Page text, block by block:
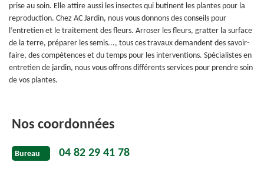
prise au soin. Elle attire aussi les insectes qui butinent les plantes pour la
reproduction. Chez AC Jardin, nous vous donnons des conseils pour
l’entretien et le traitement des fleurs. Arroser les fleurs, gratter la surface
de la terre, préparer les semis..., tous ces travaux demandent des savoir-
faire, des compétences et du temps pour les interventions. Spécialistes en
entretien de jardin, nous vous offrons différents services pour prendre soin
de vos plantes.
Nos coordonnées
Bureau 04 82 29 41 78